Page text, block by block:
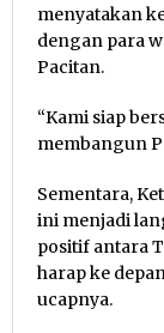
menyatakan
dengan para
Pacitan.
“Kami siap
membangun
Sementara,
ini menjadi
positif antara
harap ke
ucapnya.